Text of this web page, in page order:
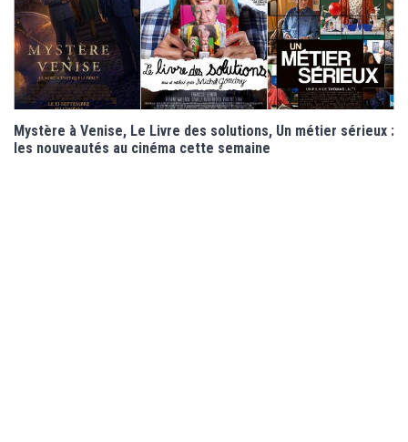
Mystère à Venise, Le Livre des solutions, Un métier sérieux :
les nouveautés au cinéma cette semaine